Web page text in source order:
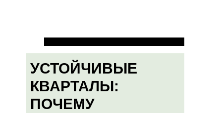
УСТОЙЧИВЫЕ
КВАРТАЛЫ:
ПОЧЕМУ